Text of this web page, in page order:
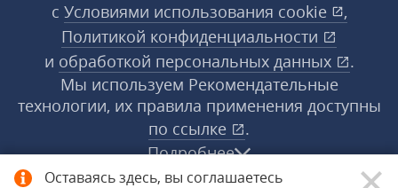
Оставаясь здесь, вы соглашаетесь
с Условиями использования cookie
,
Политикой конфиденциальности
и обработкой персональных данных
.
Мы используем Рекомендательные
технологии, их правила применения доступны
по ссылке
.
Подробнее